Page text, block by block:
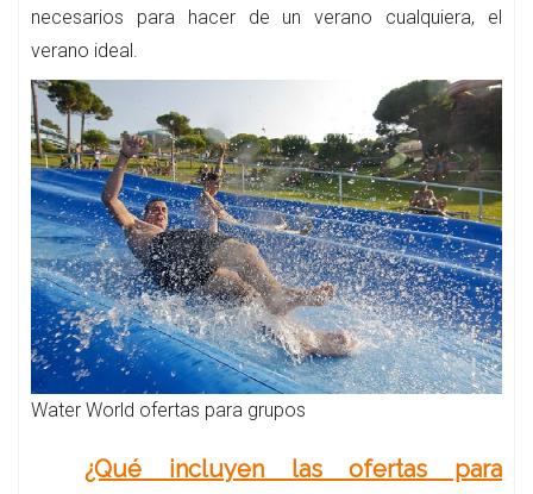
necesarios para hacer de un verano cualquiera, el
verano ideal.
Water World ofertas para grupos
¿Qué incluyen las ofertas para